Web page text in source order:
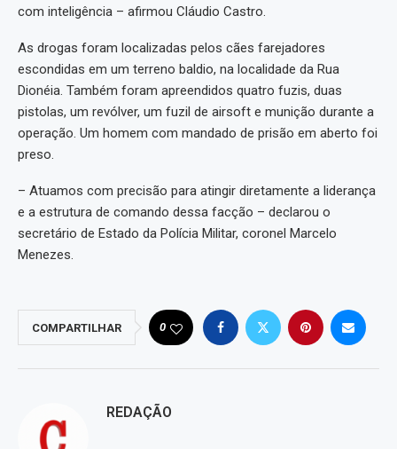
com inteligência – afirmou Cláudio Castro.
As drogas foram localizadas pelos cães farejadores
escondidas em um terreno baldio, na localidade da Rua
Dionéia. Também foram apreendidos quatro fuzis, duas
pistolas, um revólver, um fuzil de airsoft e munição durante a
operação. Um homem com mandado de prisão em aberto foi
preso.
– Atuamos com precisão para atingir diretamente a liderança
e a estrutura de comando dessa facção – declarou o
secretário de Estado da Polícia Militar, coronel Marcelo
Menezes.
COMPARTILHAR 0
REDAÇÃO